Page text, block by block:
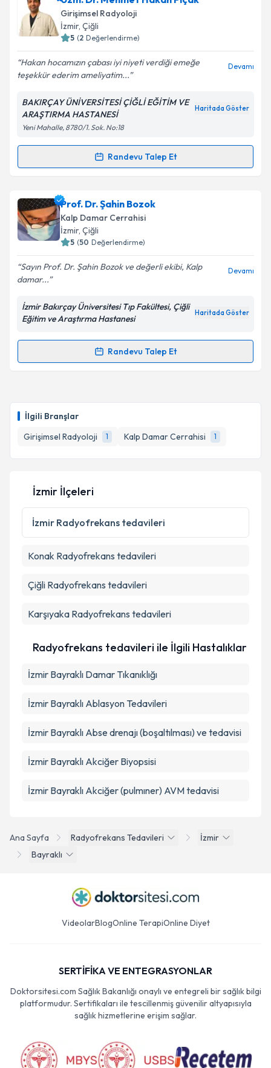
İlgili Branşlar
Girişimsel Radyoloji
1 Kalp Damar Cerrahisi 1
Takvim Talebini Gönder
talebi oluşturun. Size bu uzmandan randevu almanız
için bir takvim hazırlandığında e-posta ile
bilgilendireceğiz.
E-posta Adresiniz
Kişisel verilerimin işlenmesine ilişkin
Metni'ni okudum ve kişisel verilerimin belirtilen
kapsamda işlenmesini kabul ediyorum.
Girişimsel Radyoloji
İzmir, Çiğli
5 (2 Değerlendirme)
Hakan hocamızın çabası iyi niyeti verdiği emeğe
teşekkür ederim ameliyatim...
Devamı
BAKIRÇAY ÜNİVERSİTESİ ÇİĞLİ EĞİTİM VE
ARAŞTIRMA HASTANESİ
Haritada Göster
Yeni Mahalle, 8780/1. Sok. No:18
Randevu Talep Et
Randevu Takvimi Talebi
Uzm. Dr. Mehmet Hakan Pıçak
talebi oluşturun. Size bu uzmandan randevu almanız
için bir takvim hazırlandığında e-posta ile
bilgilendireceğiz.
E-posta Adresiniz
Kişisel verilerimin işlenmesine ilişkin
kapsamda işlenmesini kabul ediyorum.
Prof. Dr. Şahin Bozok
Kalp Damar Cerrahisi
İzmir, Çiğli
5 (50 Değerlendirme)
Sayın Prof. Dr. Şahin Bozok ve değerli ekibi, Kalp
damar...
Devamı
İzmir Bakırçay Üniversitesi Tıp Fakültesi, Çiğli
Eğitim ve Araştırma Hastanesi
Haritada Göster
Randevu Talep Et
Randevu Takvimi Talebi
takvim hazırlandığında e-posta ile bilgilendireceğiz.
E-posta Adresiniz
Kişisel verilerimin işlenmesine ilişkinAydınlatma
Metni
'ni okudum ve kişisel verilerimin belirtilen
kapsamda işlenmesini kabul ediyorum.
Ana Sayfa Radyofrekans Tedavileri
İzmir
Bayraklı
İzmir İlçeleri
İzmir Radyofrekans tedavileri
Konak Radyofrekans tedavileri
Çiğli Radyofrekans tedavileri
Karşıyaka Radyofrekans tedavileri
Radyofrekans tedavileri ile İlgili Hastalıklar
İzmir Bayraklı Damar Tıkanıklığı
İzmir Bayraklı Ablasyon Tedavileri
İzmir Bayraklı Abse drenajı (boşaltılması) ve tedavisi
İzmir Bayraklı Akciğer Biyopsisi
İzmir Bayraklı Akciğer (pulmıner) AVM tedavisi
VideolarBlogOnline TerapiOnline Diyet
SERTİFİKA VE ENTEGRASYONLAR
Doktorsitesi.com Sağlık Bakanlığı onaylı ve entegreli bir sağlık bilgi
platformudur. Sertifikaları ile tescillenmiş güvenilir altyapısıyla
sağlık hizmetlerine erişim sağlar.